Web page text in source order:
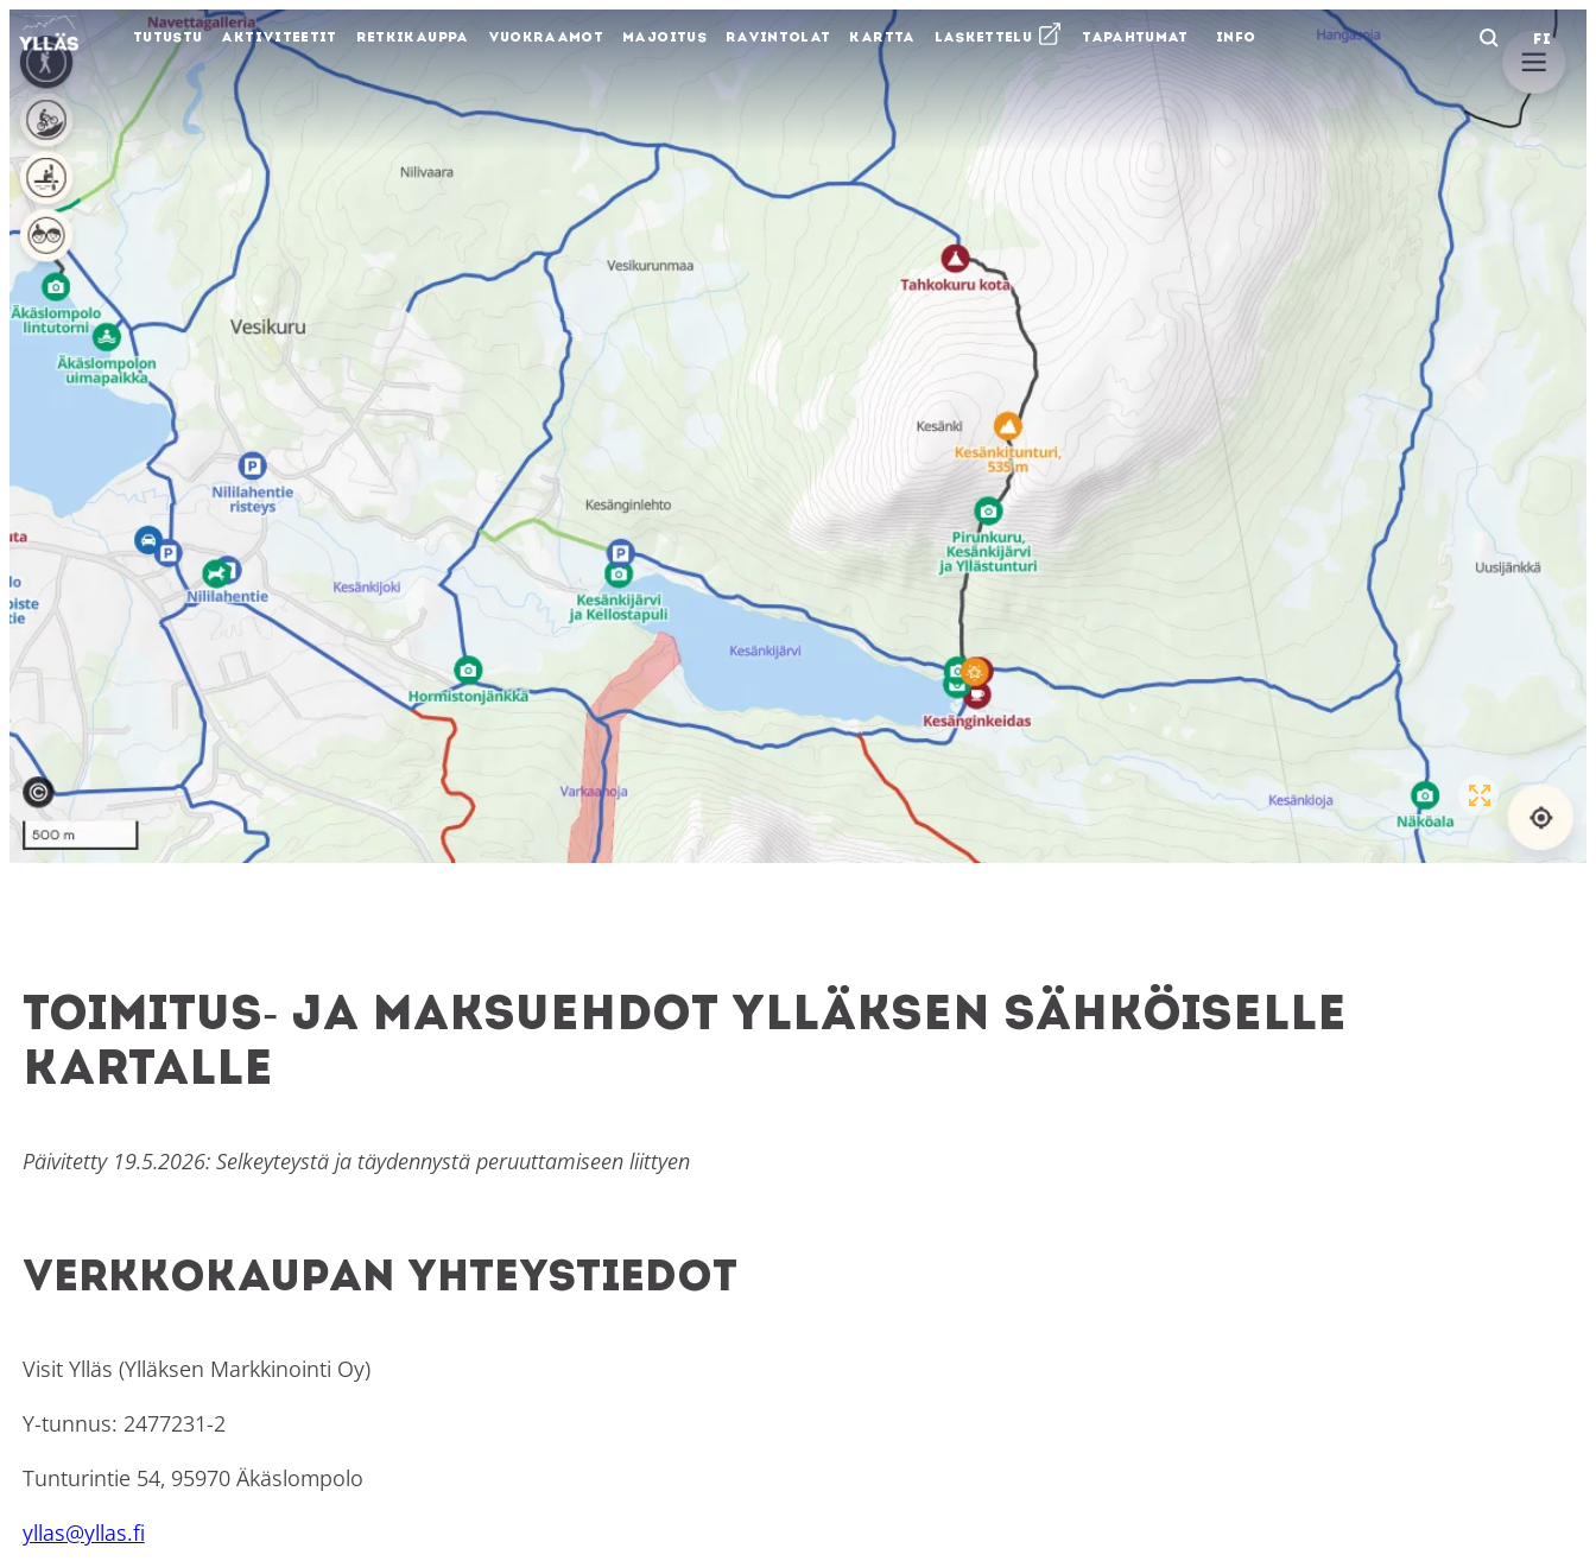
TUTUSTU AKTIVITEETIT RETKIKAUPPA VUOKRAAMOT MAJOITUS RAVINTOLAT KARTTA LASKETTELU TAPAHTUMAT INFO Avaa
FI
Toimitus- ja maksuehdot Ylläksen sähköiselle
kartalle
Päivitetty 19.5.2026: Selkeyteystä ja täydennystä peruuttamiseen liittyen
Verkkokaupan yhteystiedot
Visit Ylläs (Ylläksen Markkinointi Oy)
Y-tunnus: 2477231-2
Tunturintie 54, 95970 Äkäslompolo
yllas@yllas.fi